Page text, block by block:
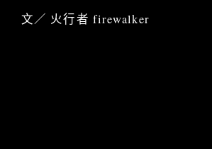
文／ 火行者 firewalker